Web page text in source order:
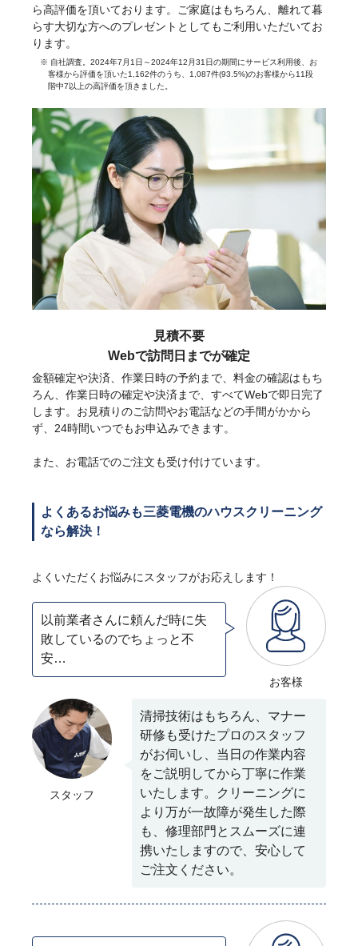
ら高評価を頂いております。ご家庭はもちろん、離れて暮
らす大切な方へのプレゼントとしてもご利用いただいてお
ります。
※ 自社調査。2024年7月1日～2024年12月31日の期間にサービス利用後、お
客様から評価を頂いた1,162件のうち、1,087件(93.5%)のお客様から11段
階中7以上の高評価を頂きました。
見積不要
Webで訪問日までが確定
金額確定や決済、作業日時の予約まで、料金の確認はもち
ろん、作業日時の確定や決済まで、すべてWebで即日完了
します。お見積りのご訪問やお電話などの手間がかから
ず、24時間いつでもお申込みできます。
また、お電話でのご注文も受け付けています。
よくあるお悩みも三菱電機のハウスクリーニング
なら解決！
よくいただくお悩みにスタッフがお応えします！
お客様
以前業者さんに頼んだ時に失
敗しているのでちょっと不
安…
スタッフ
清掃技術はもちろん、マナー
研修も受けたプロのスタッフ
がお伺いし、当日の作業内容
をご説明してから丁寧に作業
いたします。クリーニングに
より万が一故障が発生した際
も、修理部門とスムーズに連
携いたしますので、安心して
ご注文ください。